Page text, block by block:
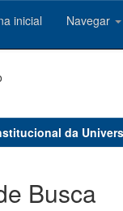
inicial Navegar
da
Busca